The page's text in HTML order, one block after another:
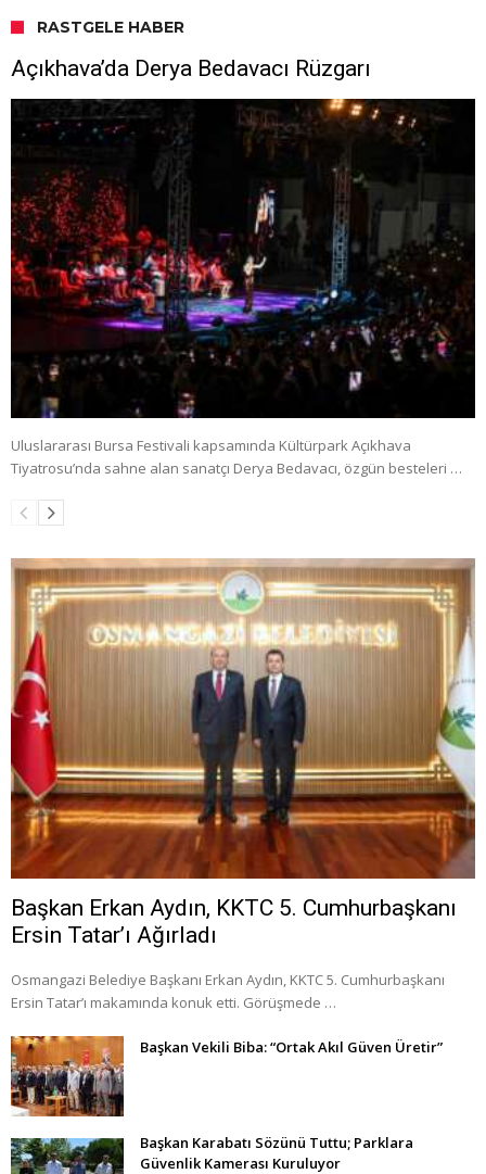
RASTGELE HABER
Açıkhava’da Derya Bedavacı Rüzgarı
Uluslararası Bursa Festivali kapsamında Kültürpark Açıkhava
Tiyatrosu’nda sahne alan sanatçı Derya Bedavacı, özgün besteleri …
Başkan Erkan Aydın, KKTC 5. Cumhurbaşkanı
Ersin Tatar’ı Ağırladı
Osmangazi Belediye Başkanı Erkan Aydın, KKTC 5. Cumhurbaşkanı
Ersin Tatar’ı makamında konuk etti. Görüşmede …
Başkan Vekili Biba: “Ortak Akıl Güven Üretir”
Başkan Karabatı Sözünü Tuttu; Parklara
Güvenlik Kamerası Kuruluyor